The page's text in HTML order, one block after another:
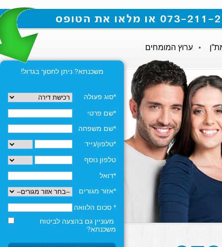
ערוץ המומחים
משכנתא? ניתן לחסוך בגדול!
*סוג פעולה
*שם פרטי
*שם משפחה
*טלפון/נייד
טלפון נוסף
*דואל
*אזור מגורים
* סכום הלוואה
מעוניין גם בהצעה לביטוח
משכנתא?